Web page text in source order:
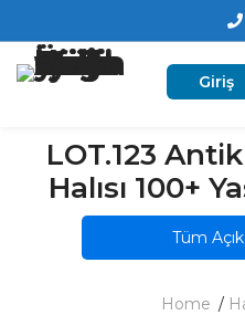
Giriş
LOT.123
Halısı 100+
Tüm
Home